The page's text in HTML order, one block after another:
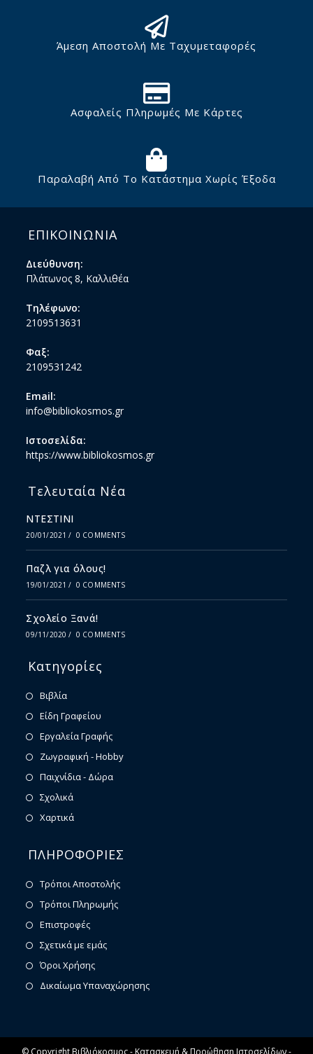
Άμεση Αποστολή Με Ταχυμεταφορές
Ασφαλείς Πληρωμές Με Κάρτες
Παραλαβή Από Το Κατάστημα Χωρίς Έξοδα
ΕΠΙΚΟΙΝΩΝΙΑ
Διεύθυνση:
Πλάτωνος 8, Καλλιθέα
Τηλέφωνο:
2109513631
Φαξ:
2109531242
Email:
info@bibliokosmos.gr
Ιστοσελίδα:
https://www.bibliokosmos.gr
Τελευταία Νέα
ΝΤΕΣΤΙΝΙ
20/01/2021 / 0 COMMENTS
Παζλ για όλους!
19/01/2021 / 0 COMMENTS
Σχολείο Ξανά!
09/11/2020 / 0 COMMENTS
Κατηγορίες
Βιβλία
Είδη Γραφείου
Εργαλεία Γραφής
Ζωγραφική - Hobby
Παιχνίδια - Δώρα
Σχολικά
Χαρτικά
ΠΛΗΡΟΦΟΡΙΕΣ
Τρόποι Αποστολής
Τρόποι Πληρωμής
Επιστροφές
Σχετικά με εμάς
Όροι Χρήσης
Δικαίωμα Υπαναχώρησης